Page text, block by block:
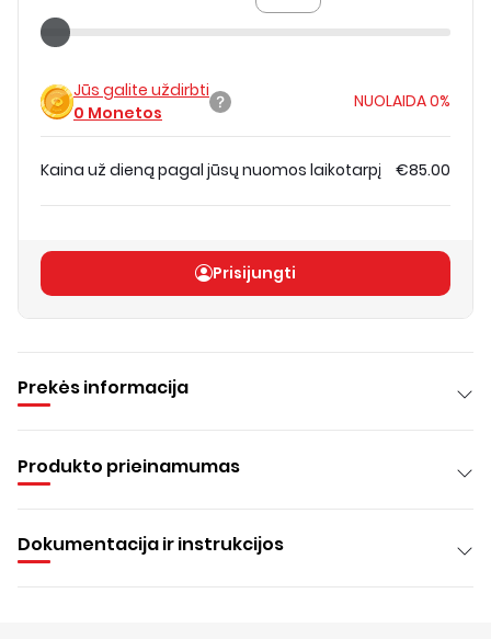
Jūs galite uždirbti
0 Monetos
NUOLAIDA0%
Kaina už dieną pagal jūsų nuomos laikotarpį €85.00
Prisijungti
Prekės informacija
Produkto prieinamumas
Dokumentacija ir instrukcijos